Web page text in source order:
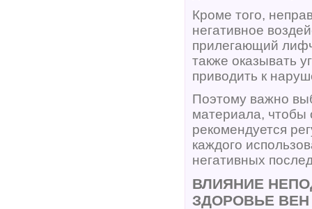
Кроме того,
негативное
прилегающий
также оказывать
приводить к
Поэтому важно
материала, чтобы
рекомендуется
каждого
негативных
ВЛИЯНИЕ
ЗДОРОВЬЕ ВЕН